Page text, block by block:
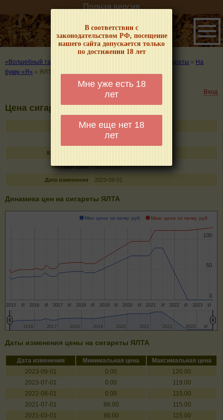
В соответствии с
законодательством РФ, посещение
нашего сайта допускается только
по достижении 18 лет
Мне уже есть 18
лет
Мне еще нет 18
лет
Полная версия
«Волшебный табачок» – о табаке и курении Цены на сигареты » На
букву «Я» » ЯЛТА
Вход
Цена сигарет ЯЛТА
Название ЯЛТА
сигареты с фильтром
Кол-во в пачке
Текущая цена 120.00 руб
Дата изменения 2023-09-01
Динамика цен на сигареты ЯЛТА
Мин цена за пачку, руб. Макс цена за пачку, руб.
2015 2016 2017 2018 2019 2020 2021 2022 2023
И И И И И И И И И
0
0
50
50
100
100
2016
2016 2017
2017 2018
2018 2019
2019 2020
2020 2021
2021 2022
2022 2023
2023 ИИ
Даты изменения цены на сигареты ЯЛТА
Дата изменения Минимальная цена
Максимальная цена
2023-09-01
0.00
120.00
2023-07-01
0.00
119.00
2022-08-01
0.00
115.00
2021-07-01
86.00
115.00
2021-03-01
86.00
115.00